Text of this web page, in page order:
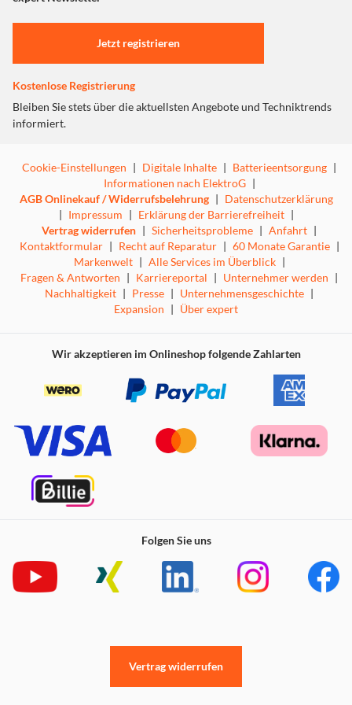
Einstellungen anpassen
Jetzt registrieren
Kostenlose Registrierung
Bleiben Sie stets über die aktuellsten Angebote und Techniktrends
informiert.
Cookie-Einstellungen | Digitale Inhalte | Batterieentsorgung |
Informationen nach ElektroG |
AGB Onlinekauf / Widerrufsbelehrung | Datenschutzerklärung
| Impressum | Erklärung der Barrierefreiheit |
Vertrag widerrufen | Sicherheitsprobleme | Anfahrt |
Kontaktformular | Recht auf Reparatur | 60 Monate Garantie |
Markenwelt | Alle Services im Überblick |
Fragen & Antworten | Karriereportal | Unternehmer werden |
Nachhaltigkeit | Presse | Unternehmensgeschichte |
Expansion | Über expert
Wir akzeptieren im Onlineshop folgende Zahlarten
Folgen Sie uns
Vertrag widerrufen